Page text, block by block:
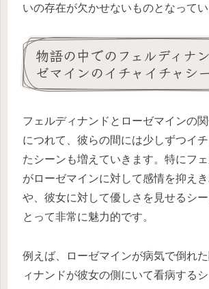
いの存在が欠かせないものとなってい
物語の中でのフェルディナ
ゼマインのイチャイチャシ
フェルディナンドとローゼマインの
につれて、彼らの間には少しずつイ
たシーンも増えていきます。特にフ
がローゼマインに対して感情を抑え
や、彼女に対して優しさを見せるシ
とって非常に魅力的です。
例えば、ローゼマインが病気で倒れ
ィナンドが彼女の側にいて看病する